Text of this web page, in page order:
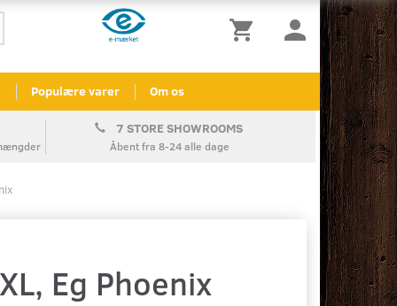
Populære varer Om os
7 STORE SHOWROOMS
Åbent fra 8-24 alle dage
Eg Phoenix